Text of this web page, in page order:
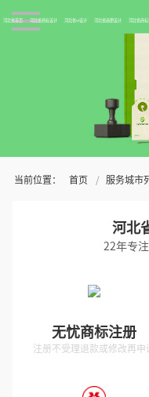
河北省首页 河北省商标设计 河北省vi设计 河北省画册设计 河北省商标
当前位置： 首页 服务城市
河北
22年专
无忧商标注册
注册不受理退款或修改再申